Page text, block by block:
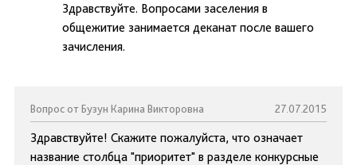
Здравствуйте. Вопросами заселения в
общежитие занимается деканат после вашего
зачисления.
Вопрос от Бузун Карина Викторовна 27.07.2015
Здравствуйте! Скажите пожалуйста, что означает
название столбца "приоритет" в разделе конкурсные